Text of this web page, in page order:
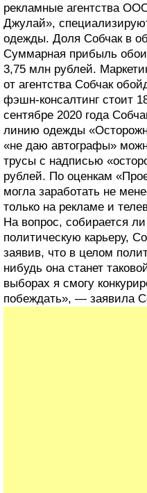
рекламные агентства
Джулай»,
одежды. Доля Собчак в
Суммарная прибыль
3,75 млн рублей.
от агентства Собчак
фэшн-консалтинг стоит
сентябре 2020 года
линию одежды
«не даю автографы»
трусы с надписью
рублей. По оценкам
могла заработать не
только на рекламе и
На вопрос, собирается
политическую карьеру,
заявив, что в целом
нибудь она станет
выборах я смогу
побеждать», — заявила